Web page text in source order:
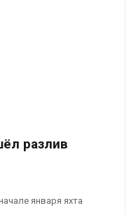
разлив
января яхта